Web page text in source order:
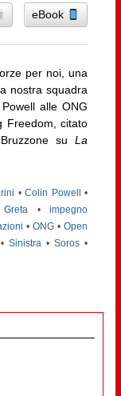
eBook
per noi, una
nostra squadra
alle ONG
Freedom, citato
suLa
•Colin Powell •
Greta •impegno
•ONG •Open
•Sinistra •Soros •